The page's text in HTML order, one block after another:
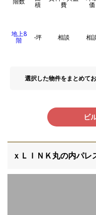
積 費 価
地上8
階 -坪 相談 相
選択した物件をまとめて
ビ
ｘＬＩＮＫ丸の内パレ